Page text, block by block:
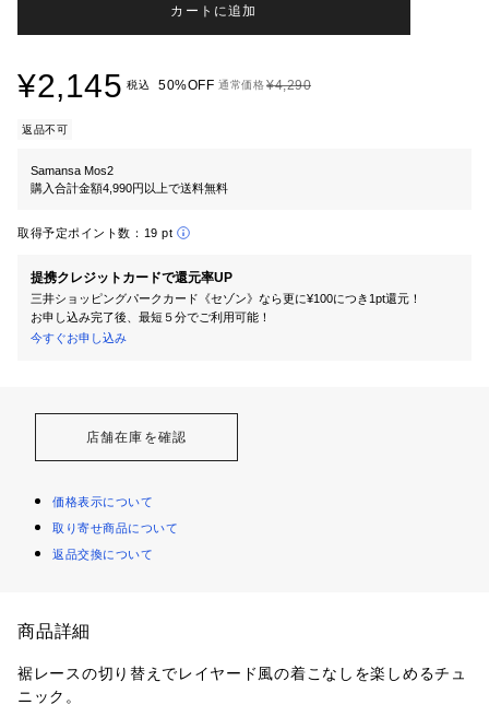
カートに追加
¥2,145 税込 50%OFF 通常価格¥4,290
返品不可
Samansa Mos2
購入合計金額4,990円以上で送料無料
取得予定ポイント数： 19 pt
提携クレジットカードで還元率UP
三井ショッピングパークカード《セゾン》なら更に¥100につき1pt還元！
お申し込み完了後、最短５分でご利用可能！
今すぐお申し込み
店舗在庫を確認
価格表示について
取り寄せ商品について
返品交換について
商品詳細
裾レースの切り替えでレイヤード風の着こなしを楽しめるチュ
ニック。